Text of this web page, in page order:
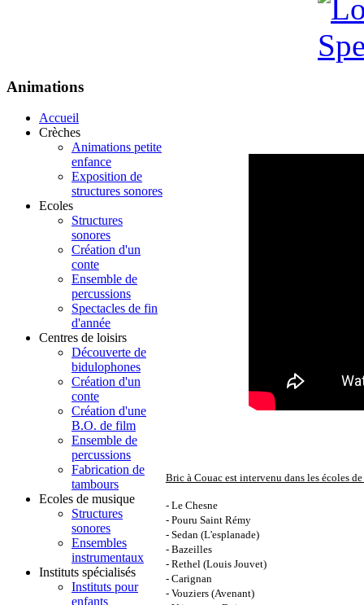
Bric à Couac est intervenu dans les écoles
- Le Chesne
- Pouru Saint Rémy
- Sedan (L'esplanade)
- Bazeilles
- Rethel (Louis Jouvet)
- Carignan
- Vouziers (Avenant)
Animations
Accueil
Crèches
Animations petite
enfance
Exposition de
structures sonores
Ecoles
Structures
sonores
Création d'un
conte
Ensemble de
percussions
Spectacles de fin
d'année
Centres de loisirs
Découverte de
bidulophones
Création d'un
conte
Création d'une
B.O. de film
Ensemble de
percussions
Fabrication de
tambours
Ecoles de musique
Structures
sonores
Ensembles
instrumentaux
Instituts spécialisés
Instituts pour
enfants